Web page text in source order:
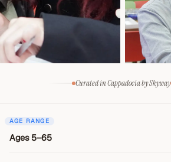
Curated in Cappadocia by Skyway
AGE RANGE
Ages 5–65